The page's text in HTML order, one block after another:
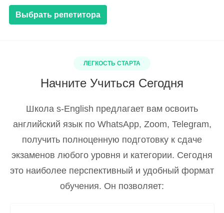
Выбрать репетитора
ЛЕГКОСТЬ СТАРТА
Начните Учиться Сегодня
Школа s-English предлагает вам освоить
английский язык по WhatsApp, Zoom, Telegram,
получить полноценную подготовку к сдаче
экзаменов любого уровня и категории. Сегодня
это наиболее перспективный и удобный формат
обучения. Он позволяет: